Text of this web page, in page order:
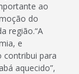
ao
do
região.“A
e
contribui para
aquecido”,